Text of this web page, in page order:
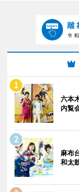
六本
内覧
麻布
和太